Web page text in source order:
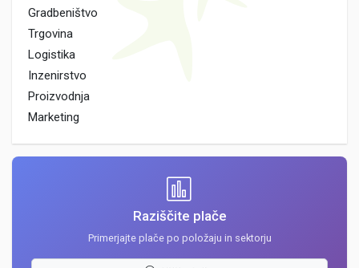
Gradbeništvo
Trgovina
Logistika
Inzenirstvo
Proizvodnja
Marketing
Raziščite plače
Primerjajte plače po položaju in sektorju